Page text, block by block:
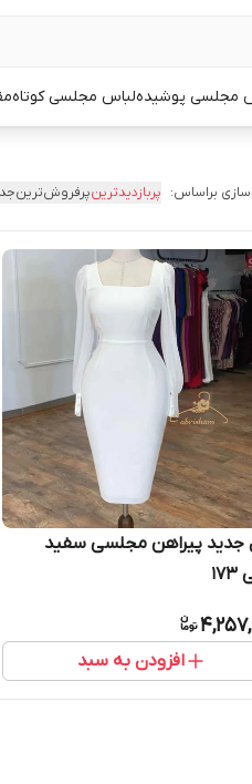
مجلسی پوشیدهلباس مجلسی کوتاه
براساس: پربازدیدترینپرفروش‌ترین
جدید پیراهن مجلسی سفید
افزودن به سبد